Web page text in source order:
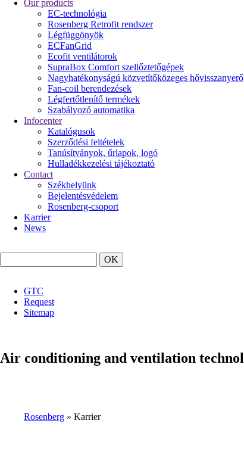
Our products
EC-technológia
Rosenberg Retrofit rendszer
Légfüggönyök
ECFanGrid
Ecofit ventilátorok
SupraBox Comfort szellőztetőgépek
Nagyhatékonyságú közvetítőközeges hővisszanyerő
Fan-coil berendezések
Légfertőtlenítő termékek
Szabályozó automatika
Infocenter
Katalógusok
Szerződési feltételek
Tanúsítványok, űrlapok, logó
Hulladékkezelési tájékoztató
Contact
Székhelyünk
Bejelentésvédelem
Rosenberg-csoport
Karrier
News
menu
GTC
Request
Sitemap
Air conditioning and ventilation
Rosenberg Karrier